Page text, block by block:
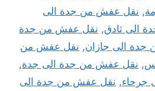
, نقل عفش من جدة الى
الى ثادق, نقل عفش من جدة
الى جازان, نقل عفش من
, نقل عفش من جدة الى جدة,
جرحاء, نقل عفش من جدة الى